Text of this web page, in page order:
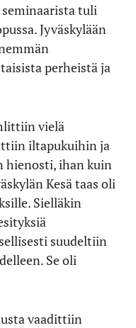
tuli
Jyväskylään
perheistä ja
vielä
iltapukuihin ja
hienosti, ihan kuin
Kesä taas oli
Sielläkin
suudeltiin
Se oli
vaadittiin